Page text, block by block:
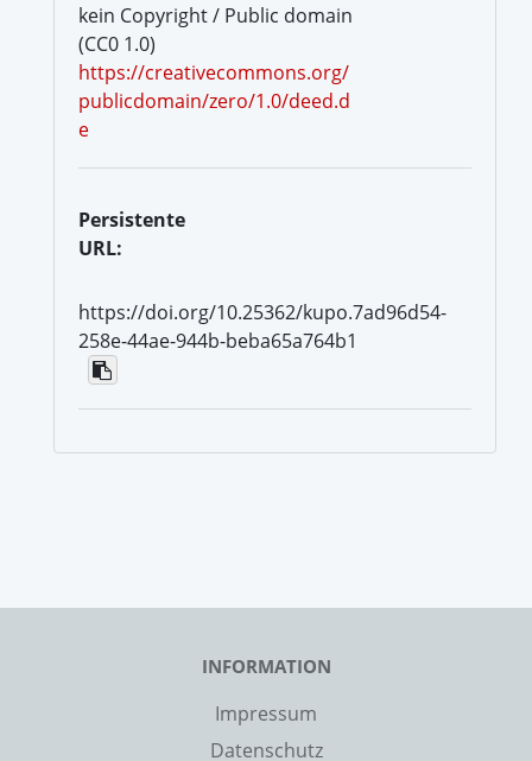
kein Copyright / Public domain
(CC0 1.0)
https://creativecommons.org/
publicdomain/zero/1.0/deed.d
e
Persistente
URL:
https://doi.org/10.25362/kupo.7ad96d54-
258e-44ae-944b-beba65a764b1
INFORMATION
Impressum
Datenschutz